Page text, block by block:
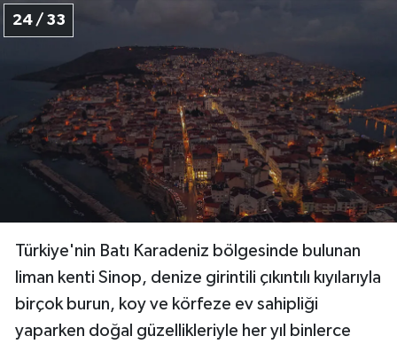
24 / 33
Türkiye'nin Batı Karadeniz bölgesinde bulunan
liman kenti Sinop, denize girintili çıkıntılı kıyılarıyla
birçok burun, koy ve körfeze ev sahipliği
yaparken doğal güzellikleriyle her yıl binlerce